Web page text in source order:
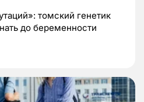
томский генетик
до беременности